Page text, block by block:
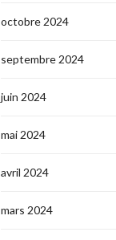
octobre 2024
septembre 2024
juin 2024
mai 2024
avril 2024
mars 2024